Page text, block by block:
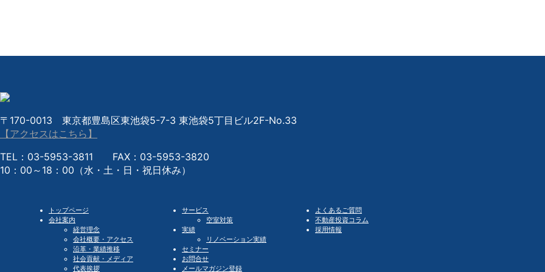
〒170-0013 東京都豊島区東池袋5-7-3 東池袋5丁目ビル2F-No.33
【アクセスはこちら】
TEL：03-5953-3811 FAX：03-5953-3820
10：00～18：00（水・土・日・祝日休み）
トップページ
会社案内
経営理念
会社概要・アクセス
沿革・業績推移
社会貢献・メディア
代表挨拶
サービス
空室対策
実績
リノベーション実績
セミナー
お問合せ
メールマガジン登録
よくあるご質問
不動産投資コラム
採用情報